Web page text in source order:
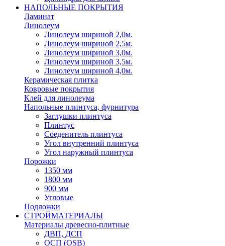
НАПОЛЬНЫЕ ПОКРЫТИЯ
Ламинат
Линолеум
Линолеум шириной 2,0м.
Линолеум шириной 2,5м.
Линолеум шириной 3,0м.
Линолеум шириной 3,5м.
Линолеум шириной 4,0м.
Керамическая плитка
Ковровые покрытия
Клей для линолеума
Напольные плинтуса, фурнитура
Заглушки плинтуса
Плинтус
Соеденитель плинтуса
Угол внутренний плинтуса
Угол наружный плинтуса
Порожки
1350 мм
1800 мм
900 мм
Угловые
Подложки
СТРОЙМАТЕРИАЛЫ
Материалы древесно-плитные
ДВП, ДСП
ОСП (OSB)